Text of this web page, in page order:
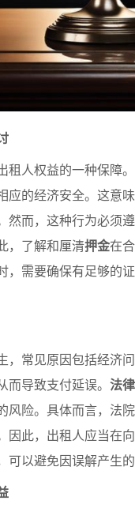
租人权益的一种保障
应的经济安全。这意
然而，这种行为必须
，了解和厘清押金在
，需要确保有足够的
，常见原因包括经济
导致支付延误。 法
风险。具体而言，法
因此，出租人应当在
可以避免因误解产生